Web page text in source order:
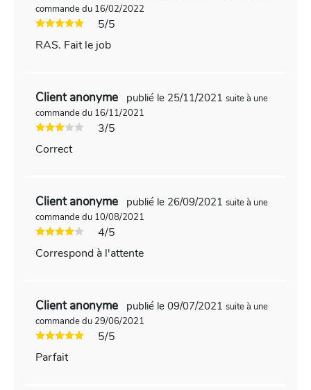
commande du 16/02/2022
5/5
RAS. Fait le job
Client anonyme publié le 25/11/2021 suite à une
commande du 16/11/2021
3/5
Correct
Client anonyme publié le 26/09/2021 suite à une
commande du 10/08/2021
4/5
Correspond à l'attente
Client anonyme publié le 09/07/2021 suite à une
commande du 29/06/2021
5/5
Parfait